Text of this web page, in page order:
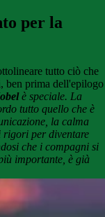
per la
tutto ciò che
ben prima dell'epilogo
è speciale. La
tutto quello che è
la calma
rigori per diventare
che i compagni si
importante, è già